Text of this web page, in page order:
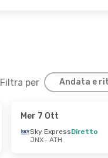
Filtra per Andata e
Mer 7 Ott
Sky ExpressDiretto
JNX- ATH